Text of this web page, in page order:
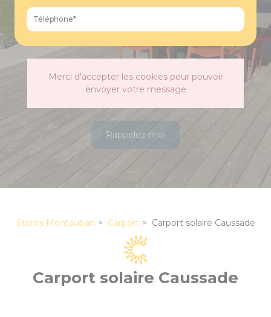
Merci d'accepter les cookies pour pouvoir
envoyer votre message
Rappelez-moi
Stores Montauban Carport Carport solaire Caussade
Carport solaire Caussade